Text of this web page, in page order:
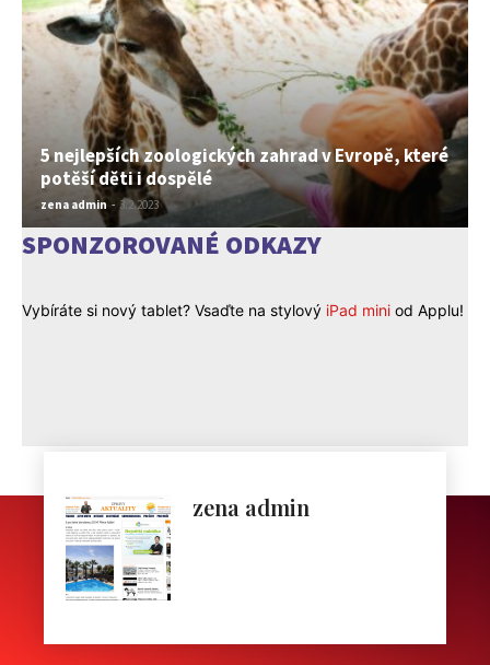
5 nejlepších zoologických zahrad v Evropě, které
potěší děti i dospělé
zena admin - 3.2.2023
SPONZOROVANÉ ODKAZY
Vybíráte si nový tablet? Vsaďte na stylový iPad mini od Applu!
zena admin